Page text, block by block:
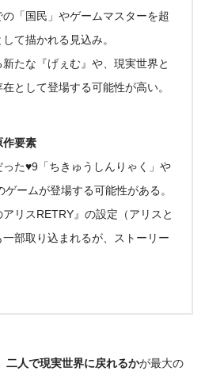
「国民」やゲームマスターを超
して描かれる見込み。
たな『げぇむ』や、現実世界と
在として登場する可能性が高い。
作要素
た♥9「ちきゅうしんりゃく」や
ームが登場する可能性がある。
リスRETRY』の設定（アリスと
部取り込まれるが、 ストーリー
二人で現実世界に戻れるかが最大の